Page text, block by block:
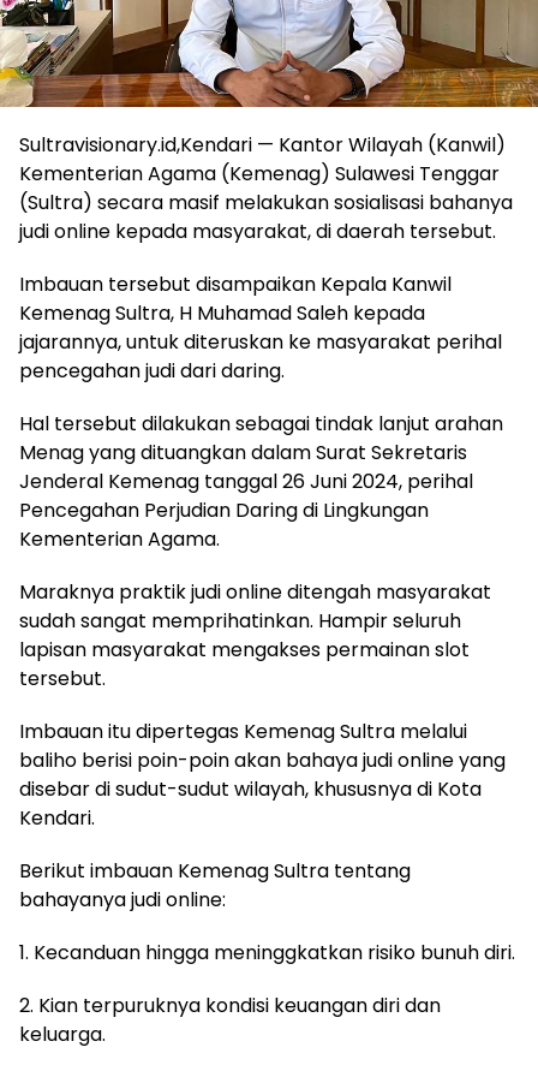
Sultravisionary.id,Kendari — Kantor Wilayah (Kanwil)
Kementerian Agama (Kemenag) Sulawesi Tenggar
(Sultra) secara masif melakukan sosialisasi bahanya
judi online kepada masyarakat, di daerah tersebut.
Imbauan tersebut disampaikan Kepala Kanwil
Kemenag Sultra, H Muhamad Saleh kepada
jajarannya, untuk diteruskan ke masyarakat perihal
pencegahan judi dari daring.
Hal tersebut dilakukan sebagai tindak lanjut arahan
Menag yang dituangkan dalam Surat Sekretaris
Jenderal Kemenag tanggal 26 Juni 2024, perihal
Pencegahan Perjudian Daring di Lingkungan
Kementerian Agama.
Maraknya praktik judi online ditengah masyarakat
sudah sangat memprihatinkan. Hampir seluruh
lapisan masyarakat mengakses permainan slot
tersebut.
Imbauan itu dipertegas Kemenag Sultra melalui
baliho berisi poin-poin akan bahaya judi online yang
disebar di sudut-sudut wilayah, khususnya di Kota
Kendari.
Berikut imbauan Kemenag Sultra tentang
bahayanya judi online:
1. Kecanduan hingga meninggkatkan risiko bunuh diri.
2. Kian terpuruknya kondisi keuangan diri dan
keluarga.